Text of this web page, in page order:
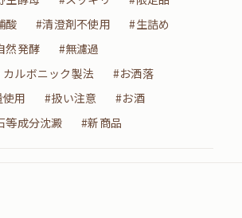
酸 #清澄剤不使用
#生詰め
然発酵
#無濾過
ルボニック製法
#お洒落
用
#扱い注意
#お酒
等成分沈澱 #新商品